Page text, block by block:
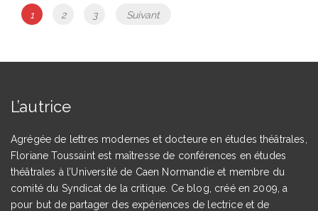
Navigation
articles
Page
1 Page
2 Page
3 Suivant
L’autrice
Agrégée de lettres modernes et docteure en études théâtrales,
Floriane Toussaint est maîtresse de conférences en études
théâtrales à l’Université de Caen Normandie et membre du
comité du Syndicat de la critique. Ce blog, créé en 2009, a
pour but de partager des expériences de lectrice et de